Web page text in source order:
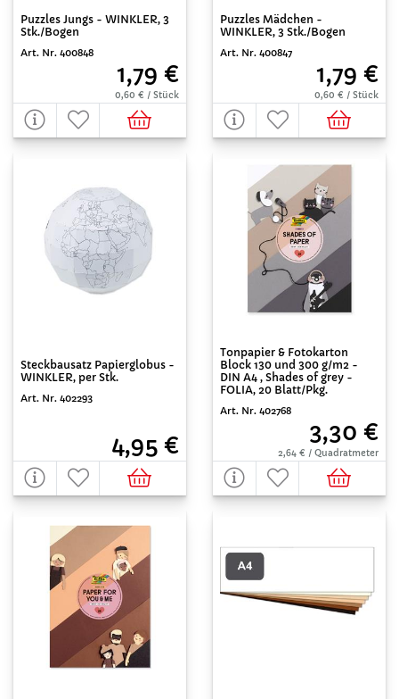
Puzzles Jungs - WINKLER, 3
Stk./Bogen
Art. Nr. 400848
1,79 €
0,60 € / Stück
Puzzles Mädchen -
WINKLER, 3 Stk./Bogen
Art. Nr. 400847
1,79 €
0,60 € / Stück
Steckbausatz Papierglobus -
WINKLER, per Stk.
Art. Nr. 402293
4,95 €
Tonpapier & Fotokarton
Block 130 und 300 g/m2 -
DIN A4 , Shades of grey -
FOLIA, 20 Blatt/Pkg.
Art. Nr. 402768
3,30 €
2,64 € / Quadratmeter